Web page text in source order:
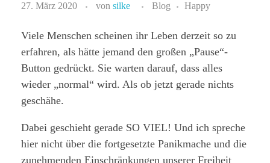
27. März 2020 von silke Blog Happy
Viele Menschen scheinen ihr Leben derzeit so zu
erfahren, als hätte jemand den großen „Pause“-
Button gedrückt. Sie warten darauf, dass alles
wieder „normal“ wird. Als ob jetzt gerade nichts
geschähe.
Dabei geschieht gerade SO VIEL! Und ich spreche
hier nicht über die fortgesetzte Panikmache und die
zunehmenden Einschränkungen unserer Freiheit